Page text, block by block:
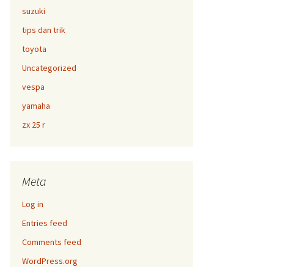
suzuki
tips dan trik
toyota
Uncategorized
vespa
yamaha
zx 25 r
Meta
Log in
Entries feed
Comments feed
WordPress.org